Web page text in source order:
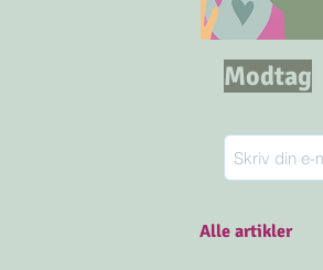
Modtag
Alle artikler